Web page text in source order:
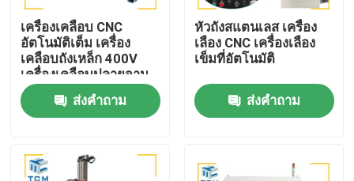
บ้าน
สินค้า
เครื่องเคลือบ CNC
อัตโนมัติเต็ม เครื่อง
เคลือบถังเหล็ก 400V
เครื่องเคลือบปลายจาน
ส่งคำถาม
หัวถังสแตนเลส เครื่อง
เลือง CNC เครื่องเลือง
เข็มที่อัตโนมัติ
ส่งคำถาม